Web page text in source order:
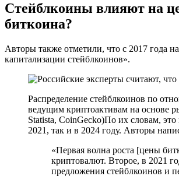
Стейблкоины влияют на
биткоина?
Авторы также отметили, что с 2017 года
капитализации стейблкоинов».
Распределение стейблкоинов по
ведущим криптоактивам на основе
Statista, CoinGecko)По их словам,
2021, так и в 2024 году. Авторы
«Первая волна роста [цены
криптовалют. Второе, в 2021
предложения стейблкоинов и